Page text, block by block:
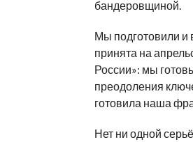
бандеровщиной.
Мы подготовили и
принята на
России»: мы
преодоления
готовила наша
Нет ни одной